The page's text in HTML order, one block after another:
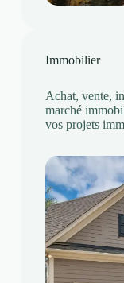
Immobilier
Achat, vente,
marché
vos projets